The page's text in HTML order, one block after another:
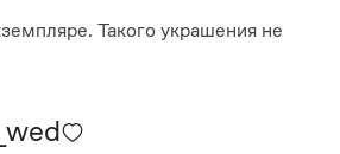
Такого украшения не